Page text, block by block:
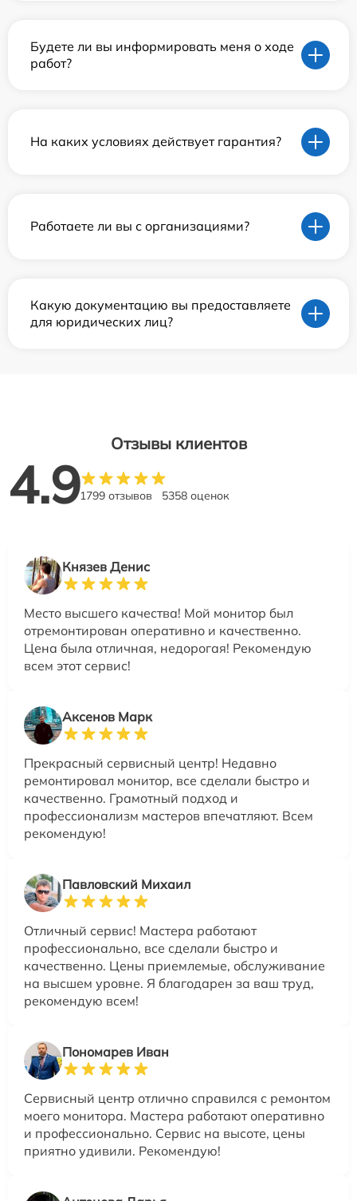
Будете ли вы информировать меня о ходе
работ?
На каких условиях действует гарантия?
Работаете ли вы с организациями?
Какую документацию вы предоставляете
для юридических лиц?
Отзывы клиентов
4.91799 отзывов 5358 оценок
Князев Денис
Место высшего качества! Мой монитор был
отремонтирован оперативно и качественно.
Цена была отличная, недорогая! Рекомендую
всем этот сервис!
Аксенов Марк
Прекрасный сервисный центр! Недавно
ремонтировал монитор, все сделали быстро и
качественно. Грамотный подход и
профессионализм мастеров впечатляют. Всем
рекомендую!
Павловский Михаил
Отличный сервис! Мастера работают
профессионально, все сделали быстро и
качественно. Цены приемлемые, обслуживание
на высшем уровне. Я благодарен за ваш труд,
рекомендую всем!
Пономарев Иван
Сервисный центр отлично справился с ремонтом
моего монитора. Мастера работают оперативно
и профессионально. Сервис на высоте, цены
приятно удивили. Рекомендую!